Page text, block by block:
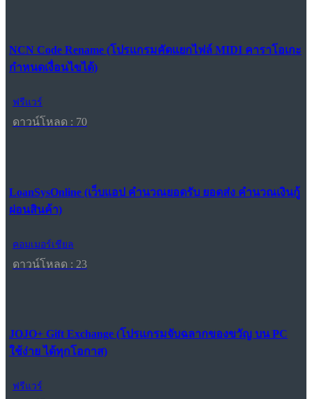
NCN Code Rename (โปรแกรมคัดแยกไฟล์ MIDI คาราโอเกะ
กำหนดเงื่อนไขได้)
ฟรีแวร์
ดาวน์โหลด : 70
LoanSysOnline (เว็บแอป คำนวณยอดรับ ยอดส่ง คำนวณเงินกู้
ผ่อนสินค้า)
คอมเมอร์เชียล
ดาวน์โหลด : 23
JOJO+ Gift Exchange (โปรแกรมจับฉลากของขวัญ บน PC
ใช้ง่าย ได้ทุกโอกาส)
ฟรีแวร์